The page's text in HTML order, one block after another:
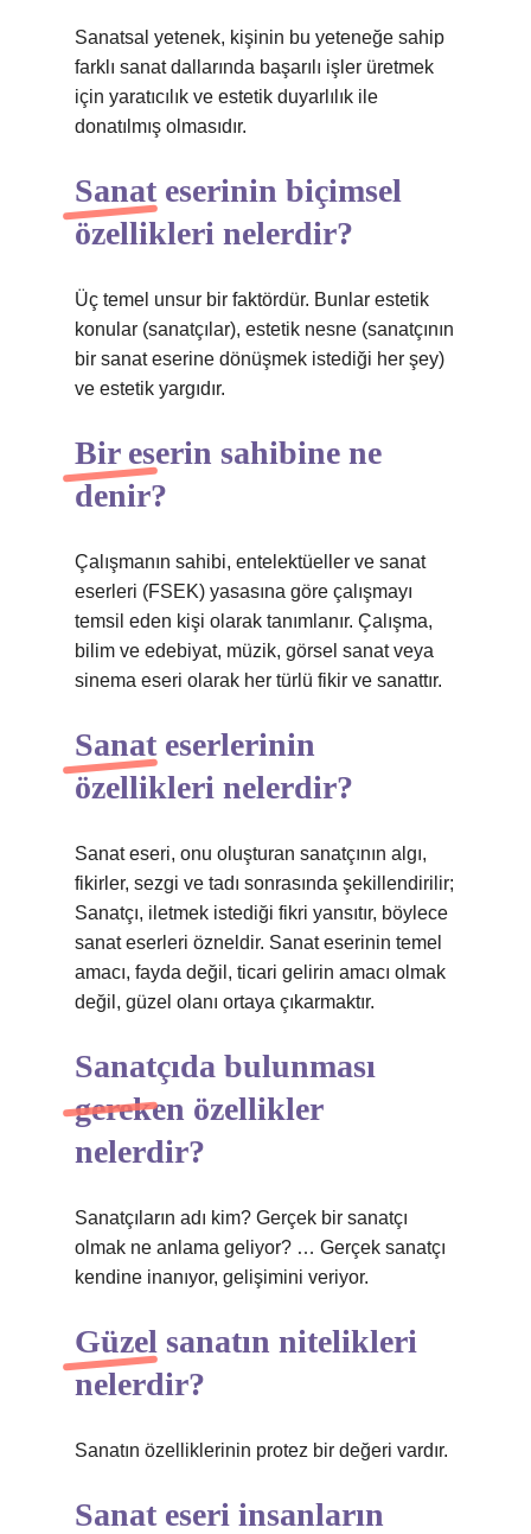
Sanatsal yetenek, kişinin bu yeteneğe sahip
farklı sanat dallarında başarılı işler üretmek
için yaratıcılık ve estetik duyarlılık ile
donatılmış olmasıdır.
Sanat eserinin biçimsel
özellikleri nelerdir?
Üç temel unsur bir faktördür. Bunlar estetik
konular (sanatçılar), estetik nesne (sanatçının
bir sanat eserine dönüşmek istediği her şey)
ve estetik yargıdır.
Bir eserin sahibine ne
denir?
Çalışmanın sahibi, entelektüeller ve sanat
eserleri (FSEK) yasasına göre çalışmayı
temsil eden kişi olarak tanımlanır. Çalışma,
bilim ve edebiyat, müzik, görsel sanat veya
sinema eseri olarak her türlü fikir ve sanattır.
Sanat eserlerinin
özellikleri nelerdir?
Sanat eseri, onu oluşturan sanatçının algı,
fikirler, sezgi ve tadı sonrasında şekillendirilir;
Sanatçı, iletmek istediği fikri yansıtır, böylece
sanat eserleri özneldir. Sanat eserinin temel
amacı, fayda değil, ticari gelirin amacı olmak
değil, güzel olanı ortaya çıkarmaktır.
Sanatçıda bulunması
gereken özellikler
nelerdir?
Sanatçıların adı kim? Gerçek bir sanatçı
olmak ne anlama geliyor? … Gerçek sanatçı
kendine inanıyor, gelişimini veriyor.
Güzel sanatın nitelikleri
nelerdir?
Sanatın özelliklerinin protez bir değeri vardır.
Sanat eseri insanların